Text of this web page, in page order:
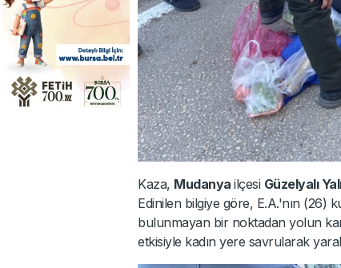
Kaza, Mudanya ilçesi Güzelyalı
Edinilen bilgiye göre, E.A.'nın (26)
bulunmayan bir noktadan yolun
etkisiyle kadın yere savrularak